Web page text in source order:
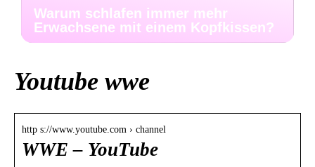
Warum schlafen immer mehr
Erwachsene mit einem Kopfkissen?
Youtube wwe
http s://www.youtube.com › channel
WWE – YouTube